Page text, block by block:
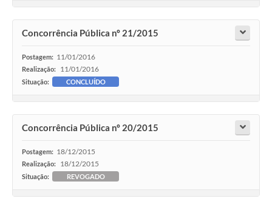
Concorrência Pública nº 21/2015
Postagem: 11/01/2016
Realização: 11/01/2016
Situação: CONCLUÍDO
Concorrência Pública nº 20/2015
Postagem: 18/12/2015
Realização: 18/12/2015
Situação: REVOGADO